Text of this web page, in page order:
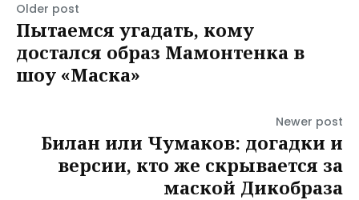
Older post
Пытаемся угадать, кому
достался образ Мамонтенка в
шоу «Маска»
Newer post
Билан или Чумаков: догадки и
версии, кто же скрывается за
маской Дикобраза